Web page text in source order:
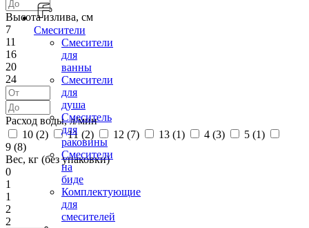
Смесители
Смесители
для
ванны
Смесители
для
душа
Смеситель
для
раковины
Смесители
на
биде
Комплектующие
для
смесителей
Высота излива, см
7
11
16
20
24
Расход воды, л/мин
10 (2) 11 (2) 12 (7) 13 (1) 4 (3) 5 (1)
9 (8)
Вес, кг (без упаковки)
0
1
1
2
2